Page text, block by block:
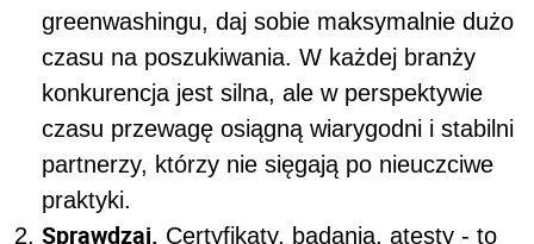
greenwashingu, daj sobie maksymalnie dużo
czasu na poszukiwania. W każdej branży
konkurencja jest silna, ale w perspektywie
czasu przewagę osiągną wiarygodni i stabilni
partnerzy, którzy nie sięgają po nieuczciwe
praktyki.
Sprawdzaj. Certyfikaty, badania, atesty - to